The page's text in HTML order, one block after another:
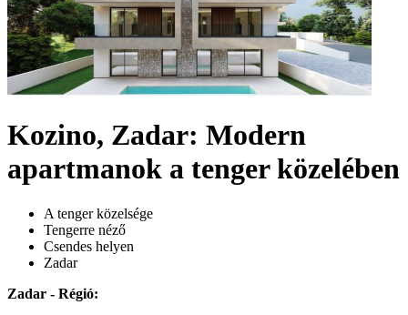
Kozino, Zadar: Modern
apartmanok a tenger közelében
A tenger közelsége
Tengerre néző
Csendes helyen
Zadar
Zadar - Régió: